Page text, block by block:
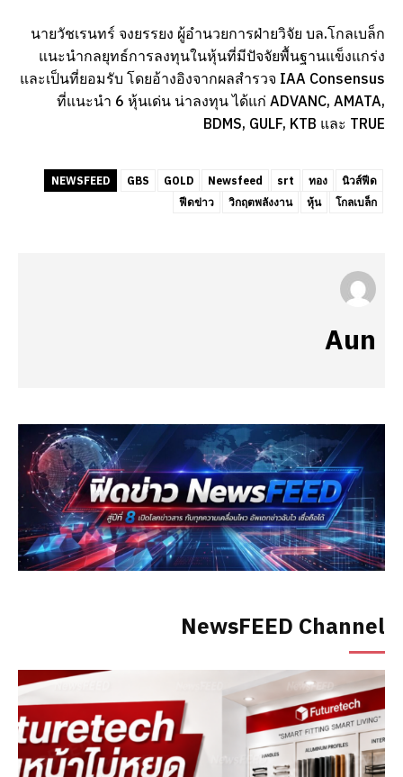
NewsFEED Channel
นายวัชเรนทร์ จงยรรยง ผู้อำนวยการฝ่ายวิจัย บล.โกลเบล็ก
แนะนำกลยุทธ์การลงทุนในหุ้นที่มีปัจจัยพื้นฐานแข็งแกร่ง
และเป็นที่ยอมรับ โดยอ้างอิงจากผลสำรวจ IAA Consensus
ที่แนะนำ 6 หุ้นเด่น น่าลงทุน ได้แก่ ADVANC, AMATA,
BDMS, GULF, KTB และ TRUE
NEWSFEED GBS GOLD Newsfeed srt ทอง
นิวส์ฟีด
ฟีดข่าว
วิกฤตพลังงาน หุ้น โกลเบล็ก
Aun